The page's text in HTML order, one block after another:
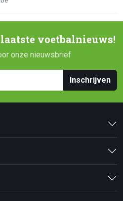
voetbalnieuws!
onze nieuwsbrief
Inschrijven